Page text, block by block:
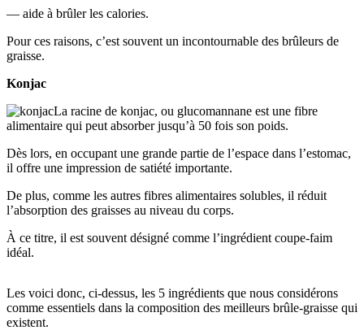
— aide à brûler les calories.
Pour ces raisons, c’est souvent un incontournable des brûleurs de
graisse.
Konjac
La racine de konjac, ou glucomannane est une fibre
alimentaire qui peut absorber jusqu’à 50 fois son poids.
Dès lors, en occupant une grande partie de l’espace dans l’estomac,
il offre une impression de satiété importante.
De plus, comme les autres fibres alimentaires solubles, il réduit
l’absorption des graisses au niveau du corps.
À ce titre, il est souvent désigné comme l’ingrédient coupe-faim
idéal.
Les voici donc, ci-dessus, les 5 ingrédients que nous considérons
comme essentiels dans la composition des meilleurs brûle-graisse qui
existent.